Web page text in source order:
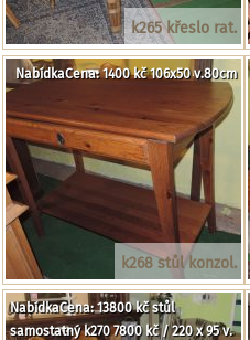
k265 křeslo rat.
k268 stůl konzol.
NabídkaCena: 1400 kč 106x50 v.80cm
NabídkaCena: 13800 kč stůl
samostatný k270 7800 kč / 220 x 95 v.